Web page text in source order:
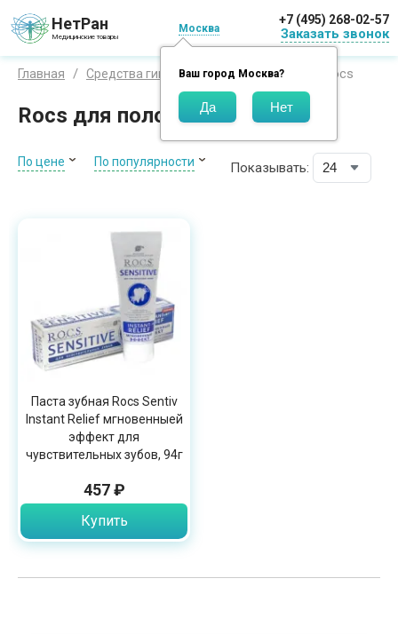
НетРан
Медицинские товары
Москва
Ваш город Москва?
+7 (495) 268-02-57
Заказать звонок
Главная Средства гигиены Бренды Рокс / Rocs
Rocs для полости рта
По цене По популярности Показывать:
Паста зубная Rocs Sentiv
Instant Relief мгновенныей
эффект для
чувствительных зубов, 94г
457 ₽
Купить